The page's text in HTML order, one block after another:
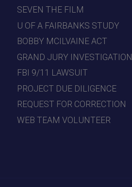
SEVEN THE FILM
U OF A FAIRBANKS STUDY
BOBBY MCILVAINE ACT
GRAND JURY INVESTIGATION
FBI 9/11 LAWSUIT
PROJECT DUE DILIGENCE
REQUEST FOR CORRECTION
WEB TEAM VOLUNTEER